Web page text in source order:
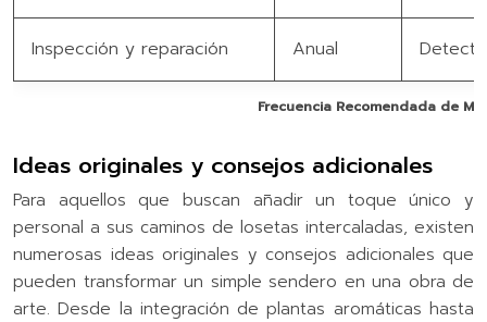
Frecuencia Recomendada de
Inspección y reparación Anual
Ideas originales y consejos adicionales
Para aquellos que buscan añadir un toque único y
personal a sus caminos de losetas intercaladas, existen
numerosas ideas originales y consejos adicionales que
pueden transformar un simple sendero en una obra de
arte. Desde la integración de plantas aromáticas hasta